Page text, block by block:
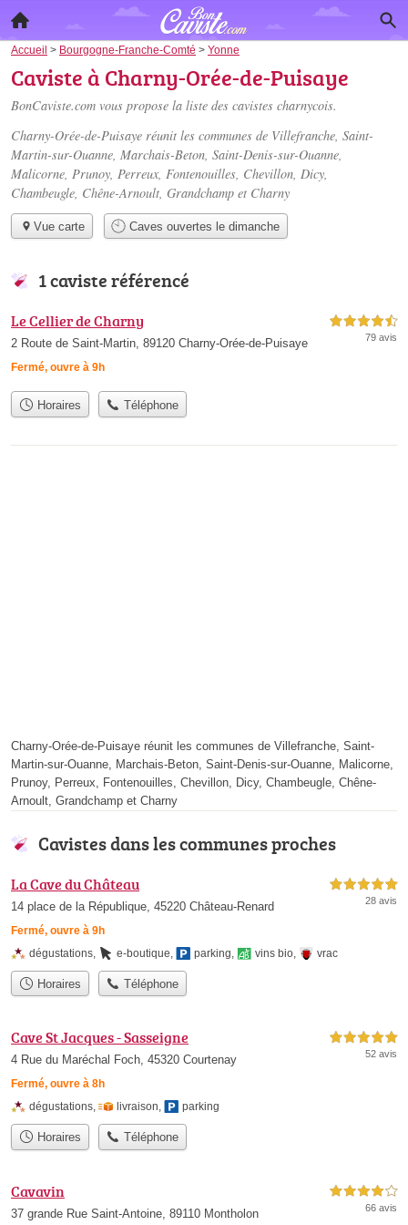
Accueil > Bourgogne-Franche-Comté > Yonne
Caviste à Charny-Orée-de-Puisaye
BonCaviste.com vous propose la liste des cavistes charnycois.
Charny-Orée-de-Puisaye réunit les communes de Villefranche, Saint-
Martin-sur-Ouanne, Marchais-Beton, Saint-Denis-sur-Ouanne,
Malicorne, Prunoy, Perreux, Fontenouilles, Chevillon, Dicy,
Chambeugle, Chêne-Arnoult, Grandchamp et Charny
Vue carte Caves ouvertes le dimanche
1 caviste référencé
Le Cellier de Charny
2 Route de Saint-Martin, 89120 Charny-Orée-de-Puisaye
Fermé, ouvre à 9h
4,5 étoiles sur 5
79 avis
Horaires Téléphone
Charny-Orée-de-Puisaye réunit les communes de Villefranche, Saint-
Martin-sur-Ouanne, Marchais-Beton, Saint-Denis-sur-Ouanne, Malicorne,
Prunoy, Perreux, Fontenouilles, Chevillon, Dicy, Chambeugle, Chêne-
Arnoult, Grandchamp et Charny
Cavistes dans les communes proches
La Cave du Château
14 place de la République, 45220 Château-Renard
Fermé, ouvre à 9h
5,0 étoiles sur 5
28 avis
dégustations e-boutique parking vins bio vrac
Horaires Téléphone
Cave St Jacques - Sasseigne
4 Rue du Maréchal Foch, 45320 Courtenay
Fermé, ouvre à 8h
5,0 étoiles sur 5
52 avis
dégustations, livraison, parking
Horaires Téléphone
Cavavin
37 grande Rue Saint-Antoine, 89110 Montholon
4,0 étoiles sur 5
66 avis